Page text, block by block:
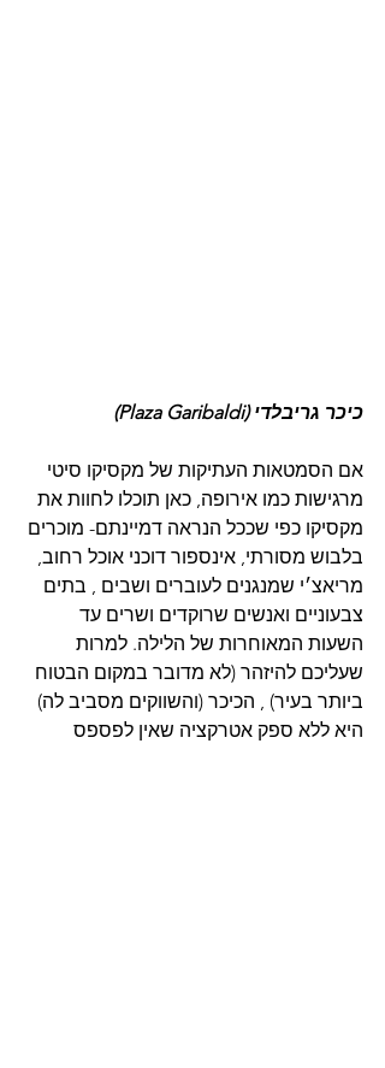
כיכר גריבלדי (Plaza Garibaldi)
אם הסמטאות העתיקות של מקסיקו סיטי
מרגישות כמו אירופה, כאן תוכלו לחוות את
מקסיקו כפי שככל הנראה דמיינתם- מוכרים
בלבוש מסורתי, אינספור דוכני אוכל רחוב,
מריאצ׳י שמנגנים לעוברים ושבים , בתים
צבעוניים ואנשים שרוקדים ושרים עד
השעות המאוחרות של הלילה. למרות
שעליכם להיזהר (לא מדובר במקום הבטוח
ביותר בעיר) , הכיכר (והשווקים מסביב לה)
היא ללא ספק אטרקציה שאין לפספס